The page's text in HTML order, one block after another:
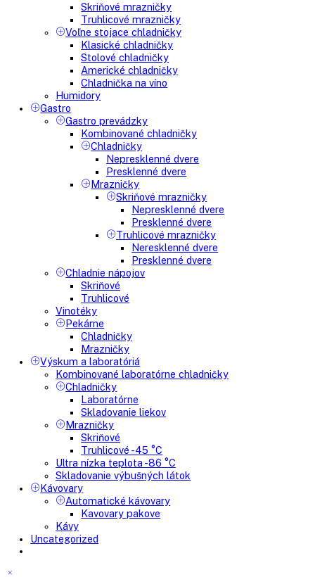
Kombinované chladničky
mraziak dole
mraziak hore
Mrazničky
Stolové mrazničky
Skriňové mrazničky
Truhlicové mrazničky
Klasické chladničky
Stolové chladničky
Americké chladničky
Chladnička na víno
Humidory
Gastro prevádzky
Kombinované chladničky
Chladničky
Nepresklenné dvere
Presklenné dvere
Mrazničky
Truhlicové mrazničky
Chladnie nápojov
Skriňové
Truhlicové
Vinotéky
Pekárne
Chladničky
Mrazničky
Výskum a laboratóriá
Kombinované laboratórne chladničky
Chladničky
Laboratórne
Skladovanie liekov
Mrazničky